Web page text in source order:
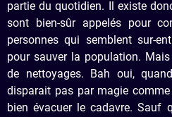
partie du quotidien. Il existe
sont bien-sûr appelés pour
personnes qui semblent sur-
pour sauver la population.
de nettoyages. Bah oui,
disparait pas par magie
bien évacuer le cadavre. Sauf